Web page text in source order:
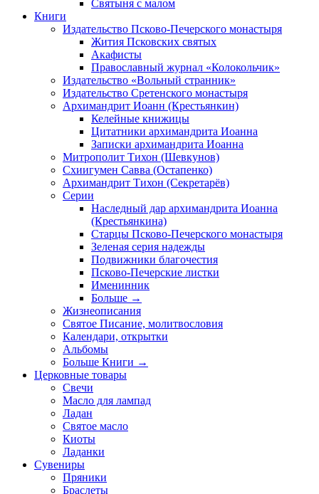
Святыня с малом
Книги
Издательство Псково-Печерского монастыря
Жития Псковских святых
Акафисты
Православный журнал «Колокольчик»
Издательство «Вольный странник»
Издательство Сретенского монастыря
Архимандрит Иоанн (Крестьянкин)
Келейные книжицы
Цитатники архимандрита Иоанна
Записки архимандрита Иоанна
Митрополит Тихон (Шевкунов)
Схиигумен Савва (Остапенко)
Архимандрит Тихон (Секретарёв)
Серии
Наследный дар архимандрита Иоанна
(Крестьянкина)
Старцы Псково-Печерского монастыря
Зеленая серия надежды
Подвижники благочестия
Псково-Печерские листки
Именинник
Больше →
Жизнеописания
Святое Писание, молитвословия
Календари, открытки
Альбомы
Больше Книги →
Церковные товары
Свечи
Масло для лампад
Ладан
Святое масло
Киоты
Ладанки
Сувениры
Пряники
Браслеты